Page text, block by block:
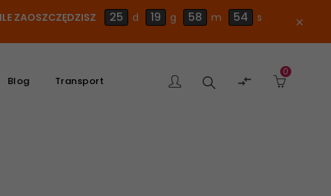
ZAOSZCZĘDZISZ 25 d 19 g 58 m 53 s close
Blog Transport Szukaj 
0